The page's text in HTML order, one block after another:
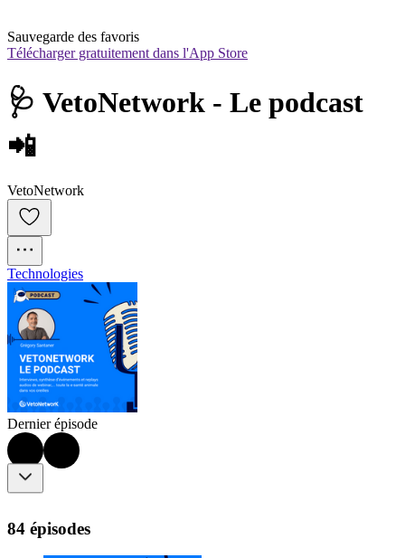
Sauvegarde des favoris
Télécharger gratuitement dans l'App Store
🩺 VetoNetwork - Le podcast
📲
VetoNetwork
Technologies
Dernier épisode
84 épisodes